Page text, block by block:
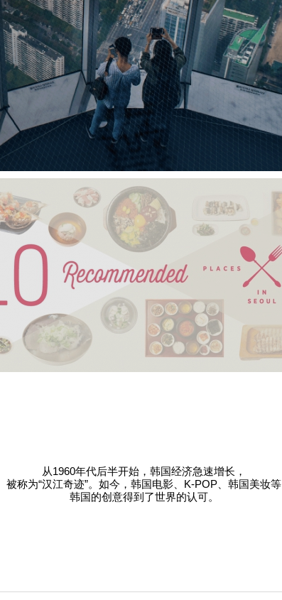
从1960年代后半开始，韩国经济急速增长，
被称为“汉江奇迹”。如今，韩国电影、K-POP、韩国美妆等
韩国的创意得到了世界的认可。